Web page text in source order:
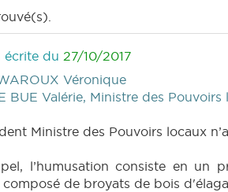
écrite du 27/10/2017
Véronique
BUE Valérie, Ministre des
Ministre des Pouvoirs locaux
l’humusation consiste en un
de broyats de bois